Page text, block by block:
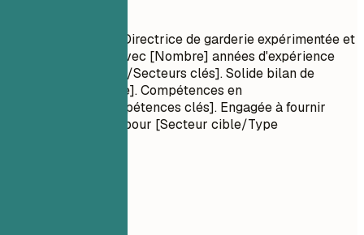
Titre professionnel Directrice de garderie expérimentée et
orientée résultats, avec [Nombre] années d'expérience
dans [Compétences/Secteurs clés]. Solide bilan de
[Réalisation majeure]. Compétences en
[Technologies/Compétences clés]. Engagée à fournir
[Valeur spécifique] pour [Secteur cible/Type